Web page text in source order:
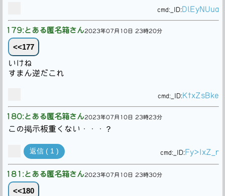
cmd: _ID:DlEyNUua
179:とある匿名箱さん2023年07月10日 23時20分
<<177
いけね
すまん逆だこれ
cmd: _ID:KtxZsBke
180:とある匿名箱さん2023年07月10日 23時23分
この掲示板重くない・・・？
返信 ( 1 ) cmd: _ID:Fy>IxZ_r
181:とある匿名箱さん2023年07月10日 23時30分
<<180